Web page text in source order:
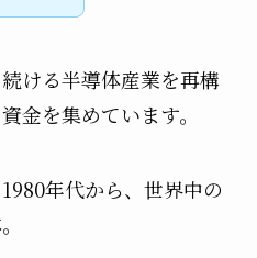
ける半導体産業を再構
金を集めています。
年代から、世界中の